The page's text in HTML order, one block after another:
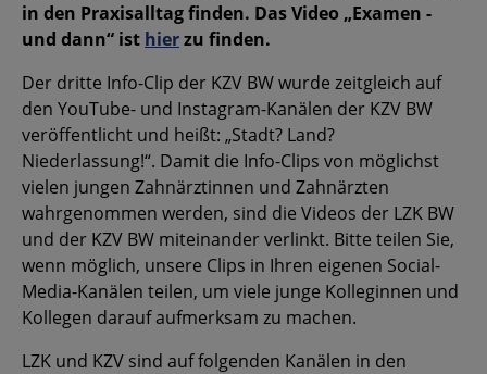
in den Praxisalltag finden. Das Video „Examen -
und dann“ ist hierzu finden.
Der dritte Info-Clip der KZV BW wurde zeitgleich auf
den YouTube- und Instagram-Kanälen der KZV BW
veröffentlicht und heißt: „Stadt? Land?
Niederlassung!“. Damit die Info-Clips von möglichst
vielen jungen Zahnärztinnen und Zahnärzten
wahrgenommen werden, sind die Videos der LZK BW
und der KZV BW miteinander verlinkt. Bitte teilen Sie,
wenn möglich, unsere Clips in Ihren eigenen Social-
Media-Kanälen teilen, um viele junge Kolleginnen und
Kollegen darauf aufmerksam zu machen.
LZK und KZV sind auf folgenden Kanälen in den